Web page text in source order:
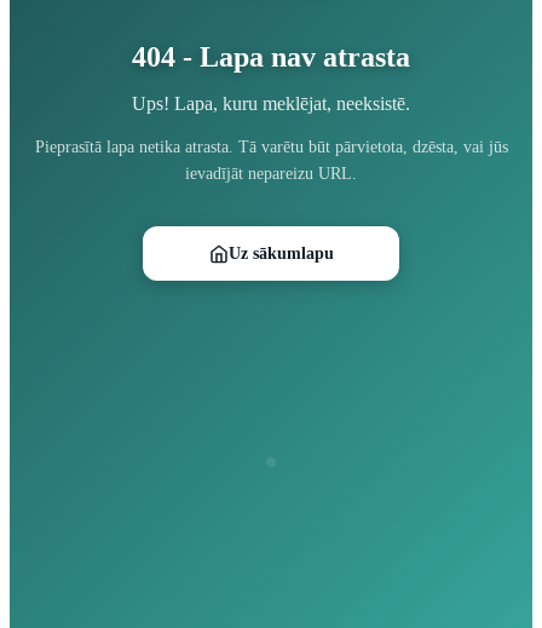
404 - Lapa nav atrasta
Ups! Lapa, kuru meklējat, neeksistē.
Pieprasītā lapa netika atrasta. Tā varētu būt pārvietota, dzēsta, vai jūs
ievadījāt nepareizu URL.
Uz sākumlapu